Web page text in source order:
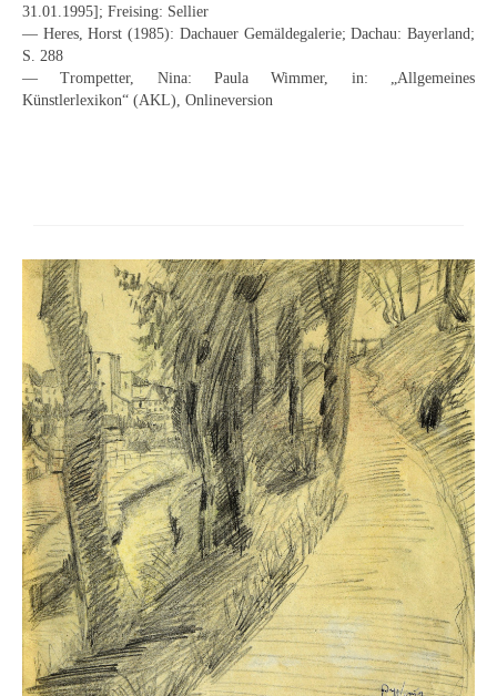
Buchempfehlungen
Richild Holt – Farbe und Linie
Theodor Zeller (1900-1986) Maler und
Suche
Über Uns
Kontakt
Publikationsliste
Über Uns
Impressum
Datenschutz
AGB
Widerruf
31.01.1995]; Freising: Sellier
— Heres, Horst (1985): Dachauer Gemäldegalerie; Dachau: Bayerland;
S. 288
— Trompetter, Nina: Paula Wimmer, in: „Allgemeines
Künstlerlexikon“ (AKL), Onlineversion